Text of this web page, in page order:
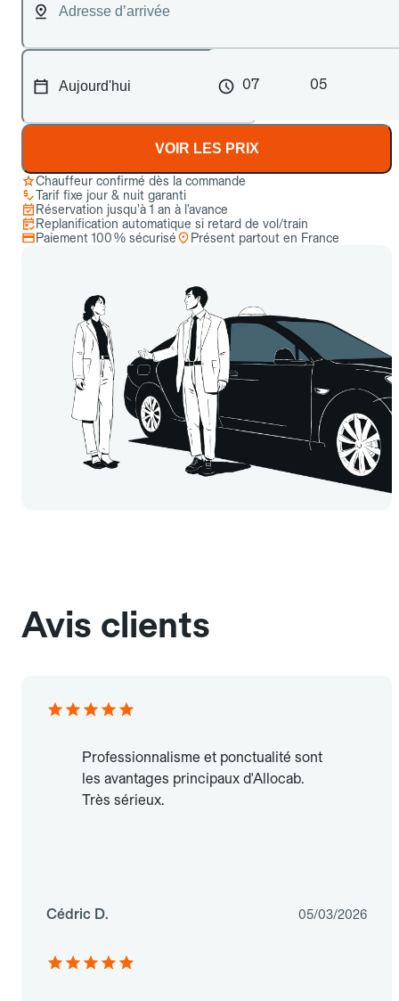
07 05
VOIR LES PRIX
Chauffeur confirmé dès la commande
Tarif fixe jour & nuit garanti
Réservation jusqu’à 1 an à l’avance
Replanification automatique si retard de vol/train
Paiement 100 % sécurisé
Présent partout en France
Avis clients
Professionnalisme et ponctualité sont
les avantages principaux d'Allocab.
Très sérieux.
Cédric D. 05/03/2026